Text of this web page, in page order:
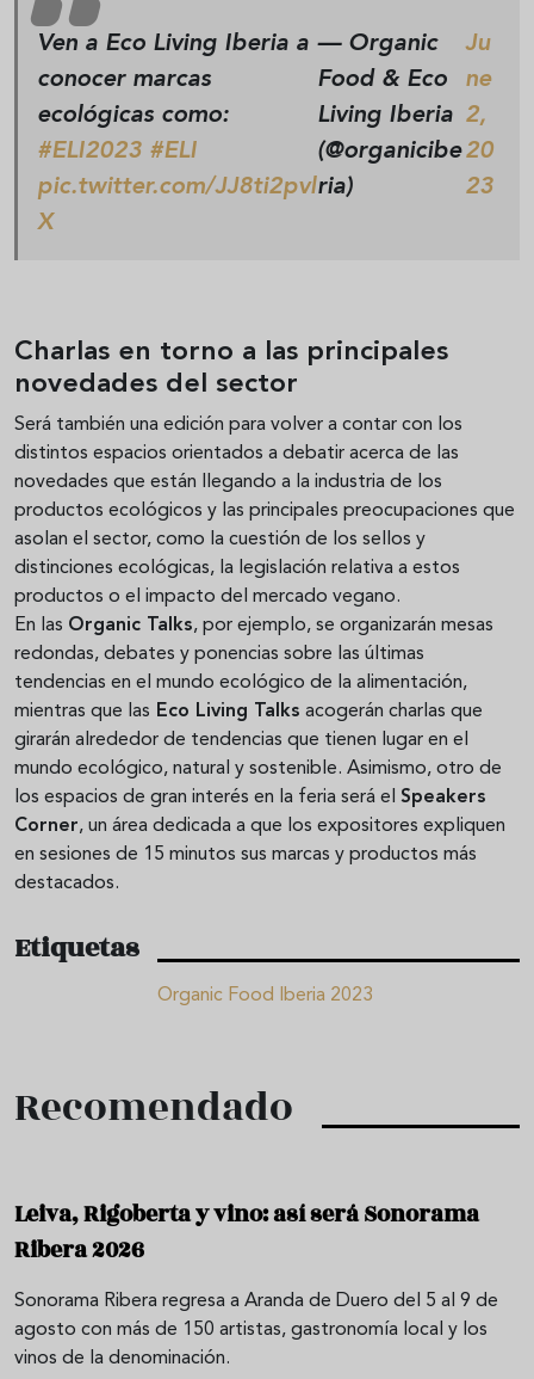
Ven a Eco Living Iberia a
conocer marcas
ecológicas como:
#ELI2023 #ELI
pic.twitter.com/JJ8ti2pvl
X
— Organic
Food & Eco
Living Iberia
(@organicibe
ria)
Ju
ne
2,
20
23
Charlas en torno a las principales
novedades del sector
Será también una edición para volver a contar con los
distintos espacios orientados a debatir acerca de las
novedades que están llegando a la industria de los
productos ecológicos y las principales preocupaciones que
asolan el sector, como la cuestión de los sellos y
distinciones ecológicas, la legislación relativa a estos
productos o el impacto del mercado vegano.
En las Organic Talks, por ejemplo, se organizarán mesas
redondas, debates y ponencias sobre las últimas
tendencias en el mundo ecológico de la alimentación,
mientras que las Eco Living Talks acogerán charlas que
girarán alrededor de tendencias que tienen lugar en el
mundo ecológico, natural y sostenible. Asimismo, otro de
los espacios de gran interés en la feria será el Speakers
Corner, un área dedicada a que los expositores expliquen
en sesiones de 15 minutos sus marcas y productos más
destacados.
Etiquetas
Organic Food Iberia 2023
Recomendado
Leiva, Rigoberta y vino: así será Sonorama
Ribera 2026
Sonorama Ribera regresa a Aranda de Duero del 5 al 9 de
agosto con más de 150 artistas, gastronomía local y los
vinos de la denominación.